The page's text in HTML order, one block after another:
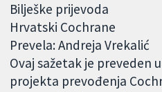
Bilješke prijevoda
Hrvatski Cochrane
Prevela: Andreja Vrekalić
Ovaj sažetak je preveden
projekta prevođenja